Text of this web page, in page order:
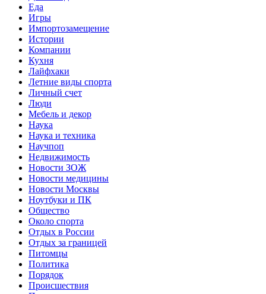
Еда
Игры
Импортозамещение
Истории
Компании
Кухня
Лайфхаки
Летние виды спорта
Личный счет
Люди
Мебель и декор
Наука
Наука и техника
Научпоп
Недвижимость
Новости ЗОЖ
Новости медицины
Новости Москвы
Ноутбуки и ПК
Общество
Около спорта
Отдых в России
Отдых за границей
Питомцы
Политика
Порядок
Происшествия